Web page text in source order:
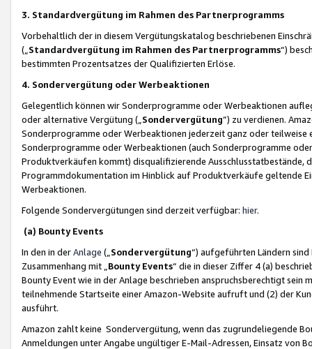
3. Standardvergütung im Rahmen des Partnerprogramms
Vorbehaltlich der in diesem Vergütungskatalog beschriebenen
(„ Standardvergütung im Rahmen des Partnerprogramms“)
bestimmten Prozentsatzes der Qualifizierten Erlöse.
4. Sondervergütung oder Werbeaktionen
Gelegentlich können wir Sonderprogramme oder Werbeaktionen
oder alternative Vergütung („ Sondervergütung”) zu verdienen.
Sonderprogramme oder Werbeaktionen jederzeit ganz oder
Sonderprogramme oder Werbeaktionen (auch Sonderprogramme
Produktverkäufen kommt) disqualifizierende Ausschlusstatbestände,
Programmdokumentation im Hinblick auf Produktverkäufe geltende
Werbeaktionen.
Folgende Sondervergütungen sind derzeit verfügbar: hier.
(a) Bounty Events
In den in derAnlage („ Sondervergütung“) aufgeführten Ländern
Zusammenhang mit „ Bounty Events“ die in dieser Ziffer 4 (a)
Bounty Event wie in der Anlage beschrieben anspruchsberechtigt sein
teilnehmende Startseite einer Amazon-Website aufruft und (2) der
ausführt.
Amazon zahlt keine Sondervergütung, wenn das zugrundeliegende
Anmeldungen unter Angabe ungültiger E-Mail-Adressen, Einsatz von